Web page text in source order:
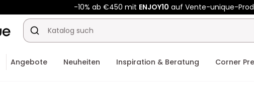
Kauf-unique wird zu Vente-unique -
-10% ab €450 mitENJOY10auf Vente-unique-
Angebote Neuheiten Inspiration & Beratung Corner